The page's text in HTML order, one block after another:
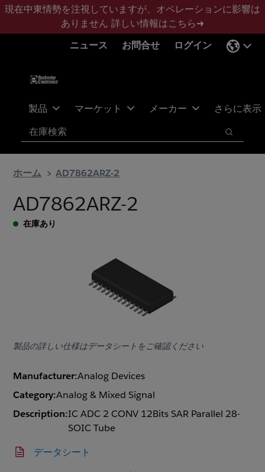
メ
ン
フ
タ
現在中東情勢を注視していますが、オペレーションに影響は
ありません 詳しい情報はこちら➜
ニュース
お問合せ ログイン
製品 マーケット メーカー さらに表示
検索
検索
ホーム AD7862ARZ-2
AD7862ARZ-2
在庫あり
製品の詳しい仕様はデータシートをご確認ください
Manufacturer:Analog Devices
Category:Analog & Mixed Signal
Description:IC ADC 2 CONV 12Bits SAR Parallel 28-
SOIC Tube
データシート